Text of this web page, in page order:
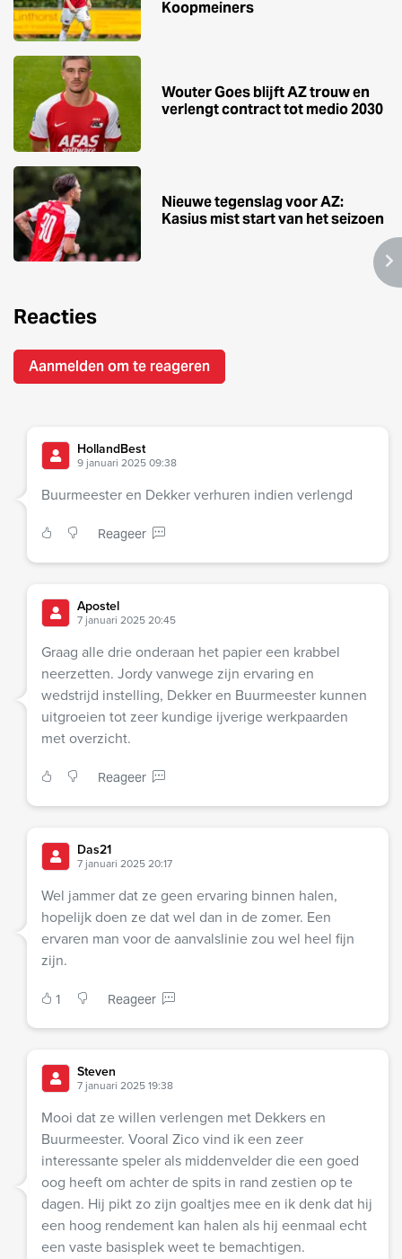
Koopmeiners
Wouter Goes blijft AZ trouw en
verlengt contract tot medio 2030
Nieuwe tegenslag voor AZ:
Kasius mist start van het seizoen
Reacties
Aanmelden om te reageren
HollandBest
9 januari 2025 09:38
Buurmeester en Dekker verhuren indien verlengd
Reageer
Apostel
7 januari 2025 20:45
Graag alle drie onderaan het papier een krabbel
neerzetten. Jordy vanwege zijn ervaring en
wedstrijd instelling, Dekker en Buurmeester kunnen
uitgroeien tot zeer kundige ijverige werkpaarden
met overzicht.
Reageer
Das21
7 januari 2025 20:17
Wel jammer dat ze geen ervaring binnen halen,
hopelijk doen ze dat wel dan in de zomer. Een
ervaren man voor de aanvalslinie zou wel heel fijn
zijn.
1 Reageer
Steven
7 januari 2025 19:38
Mooi dat ze willen verlengen met Dekkers en
Buurmeester. Vooral Zico vind ik een zeer
interessante speler als middenvelder die een goed
oog heeft om achter de spits in rand zestien op te
dagen. Hij pikt zo zijn goaltjes mee en ik denk dat hij
een hoog rendement kan halen als hij eenmaal echt
een vaste basisplek weet te bemachtigen.